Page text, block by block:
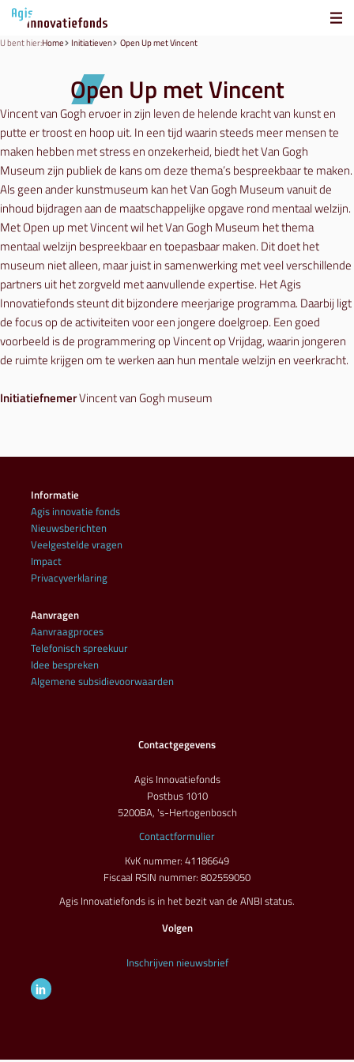
U bent hier:Home Initiatieven Open Up met Vincent
Open Up met Vincent
Vincent van Gogh ervoer in zijn leven de helende kracht van kunst en
putte er troost en hoop uit. In een tijd waarin steeds meer mensen te
maken hebben met stress en onzekerheid, biedt het Van Gogh
Museum zijn publiek de kans om deze thema’s bespreekbaar te maken.
Als geen ander kunstmuseum kan het Van Gogh Museum vanuit de
inhoud bijdragen aan de maatschappelijke opgave rond mentaal welzijn.
Met Open up met Vincent wil het Van Gogh Museum het thema
mentaal welzijn bespreekbaar en toepasbaar maken. Dit doet het
museum niet alleen, maar juist in samenwerking met veel verschillende
partners uit het zorgveld met aanvullende expertise. Het Agis
Innovatiefonds steunt dit bijzondere meerjarige programma. Daarbij ligt
de focus op de activiteiten voor een jongere doelgroep. Een goed
voorbeeld is de programmering op Vincent op Vrijdag, waarin jongeren
de ruimte krijgen om te werken aan hun mentale welzijn en veerkracht.
InitiatiefnemerVincent van Gogh museum
Informatie
Agis innovatie fonds
Nieuwsberichten
Veelgestelde vragen
Impact
Privacyverklaring
Aanvragen
Aanvraagproces
Telefonisch spreekuur
Idee bespreken
Algemene subsidievoorwaarden
Contactgegevens
Agis Innovatiefonds
Postbus 1010
5200BA, 's-Hertogenbosch
Contactformulier
KvK nummer: 41186649
Fiscaal RSIN nummer: 802559050
Agis Innovatiefonds is in het bezit van de ANBI status.
Volgen
Inschrijven nieuwsbrief